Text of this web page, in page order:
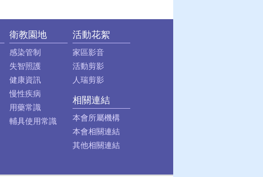
衛教園地
感染管制
失智照護
健康資訊
慢性疾病
用藥常識
輔具使用常識
活動花絮
家區影音
活動剪影
人瑞剪影
相關連結
本會所屬機構
本會相關連結
其他相關連結